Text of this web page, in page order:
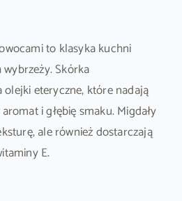
to klasyka kuchni
Skórka
olejki eteryczne, które nadają
i głębię smaku. Migdały
ale również dostarczają
E.